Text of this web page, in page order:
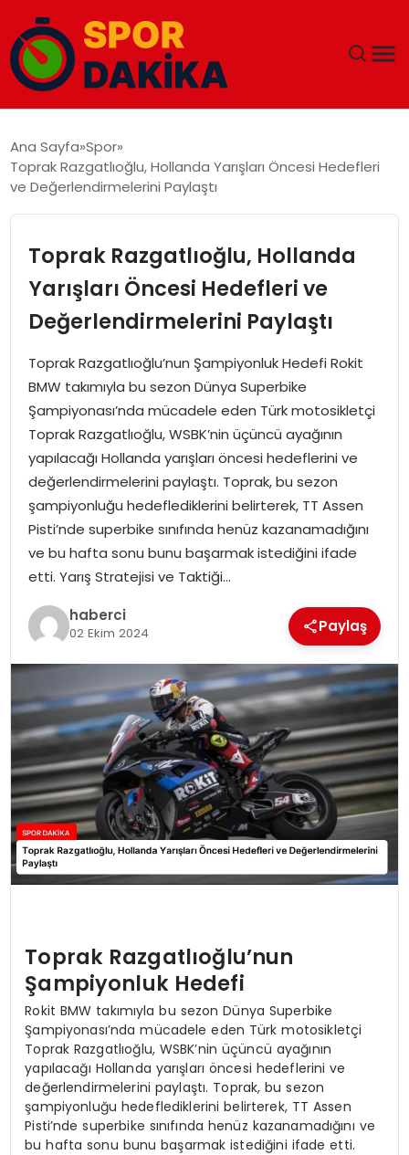
GÜNDEM
EĞITIM
EKONOMI
MAGAZIN
SAĞLIK
SIYASET
SPOR
TEKNOLOJI
YAŞAM
Ana Sayfa Spor
Toprak Razgatlıoğlu, Hollanda Yarışları Öncesi Hedefleri
ve Değerlendirmelerini Paylaştı
Toprak Razgatlıoğlu, Hollanda
Yarışları Öncesi Hedefleri ve
Değerlendirmelerini Paylaştı
Toprak Razgatlıoğlu’nun Şampiyonluk Hedefi Rokit
BMW takımıyla bu sezon Dünya Superbike
Şampiyonası’nda mücadele eden Türk motosikletçi
Toprak Razgatlıoğlu, WSBK’nin üçüncü ayağının
yapılacağı Hollanda yarışları öncesi hedeflerini ve
değerlendirmelerini paylaştı. Toprak, bu sezon
şampiyonluğu hedeflediklerini belirterek, TT Assen
Pisti’nde superbike sınıfında henüz kazanamadığını
ve bu hafta sonu bunu başarmak istediğini ifade
etti. Yarış Stratejisi ve Taktiği…
haberci
02 Ekim 2024 Paylaş
Toprak Razgatlıoğlu’nun
Şampiyonluk Hedefi
Rokit BMW takımıyla bu sezon Dünya Superbike
Şampiyonası’nda mücadele eden Türk motosikletçi
Toprak Razgatlıoğlu, WSBK’nin üçüncü ayağının
yapılacağı Hollanda yarışları öncesi hedeflerini ve
değerlendirmelerini paylaştı. Toprak, bu sezon
şampiyonluğu hedeflediklerini belirterek, TT Assen
Pisti’nde superbike sınıfında henüz kazanamadığını ve
bu hafta sonu bunu başarmak istediğini ifade etti.